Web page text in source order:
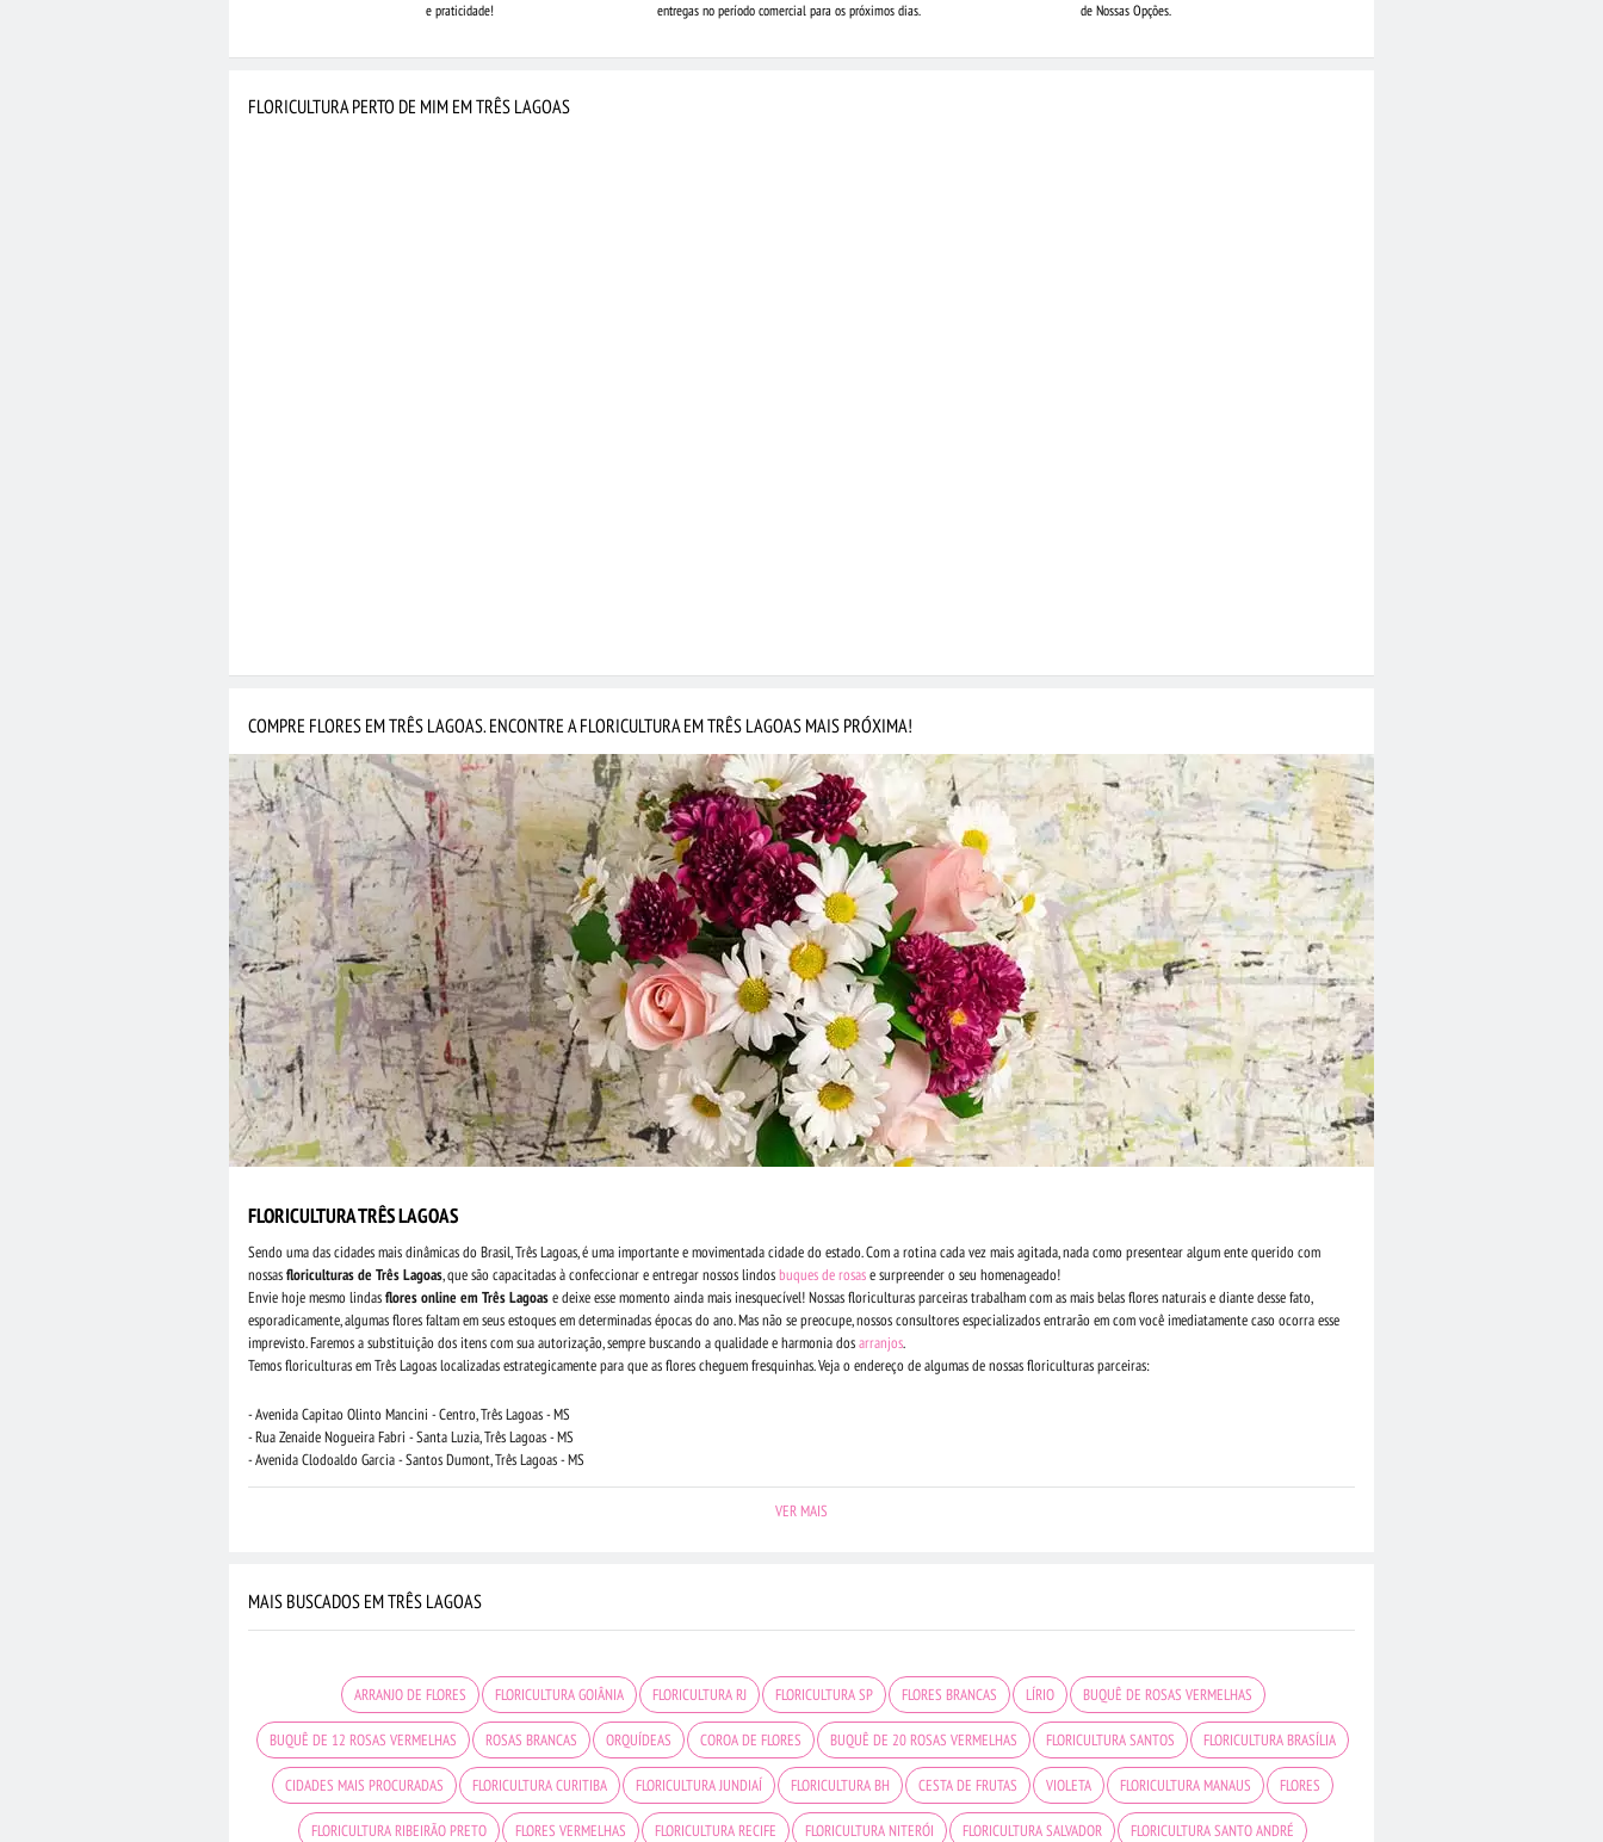
e praticidade!
entregas no período comercial para os próximos dias.
de Nossas Opções.
FLORICULTURA PERTO DE MIM EM TRÊS LAGOAS
COMPRE FLORES EM TRÊS LAGOAS. ENCONTRE A FLORICULTURA EM TRÊS LAGOAS MAIS PRÓXIMA!
FLORICULTURA TRÊS LAGOAS
Sendo uma das cidades mais dinâmicas do Brasil, Três Lagoas, é uma importante e movimentada cidade do estado. Com a rotina cada vez mais agitada, nada como presentear algum ente querido com
nossasfloriculturas de Três Lagoas, que são capacitadas à confeccionar e entregar nossos lindosbuques de rosase surpreender o seu homenageado!
Envie hoje mesmo lindasflores online em Três Lagoase deixe esse momento ainda mais inesquecível! Nossas floriculturas parceiras trabalham com as mais belas flores naturais e diante desse fato,
esporadicamente, algumas flores faltam em seus estoques em determinadas épocas do ano. Mas não se preocupe, nossos consultores especializados entrarão em com você imediatamente caso ocorra esse
imprevisto. Faremos a substituição dos itens com sua autorização, sempre buscando a qualidade e harmonia dosarranjos.
Temos floriculturas em Três Lagoas localizadas estrategicamente para que as flores cheguem fresquinhas. Veja o endereço de algumas de nossas floriculturas parceiras:
- Avenida Capitao Olinto Mancini - Centro, Três Lagoas - MS
- Rua Zenaide Nogueira Fabri - Santa Luzia, Três Lagoas - MS
- Avenida Clodoaldo Garcia - Santos Dumont, Três Lagoas - MS
VER MAIS
MAIS BUSCADOS EM TRÊS LAGOAS
ARRANJO DE FLORES FLORICULTURA GOIÂNIA FLORICULTURA RJ FLORICULTURA SP FLORES BRANCAS LÍRIO BUQUÊ DE ROSAS VERMELHAS
BUQUÊ DE 12 ROSAS VERMELHAS ROSAS BRANCAS ORQUÍDEAS COROA DE FLORES BUQUÊ DE 20 ROSAS VERMELHAS FLORICULTURA SANTOS FLORICULTURA BRASÍLIA
CIDADES MAIS PROCURADAS FLORICULTURA CURITIBA FLORICULTURA JUNDIAÍ FLORICULTURA BH CESTA DE FRUTAS VIOLETA FLORICULTURA MANAUS FLORES
FLORICULTURA RIBEIRÃO PRETO FLORES VERMELHAS FLORICULTURA RECIFE FLORICULTURA NITERÓI FLORICULTURA SALVADOR FLORICULTURA SANTO ANDRÉ